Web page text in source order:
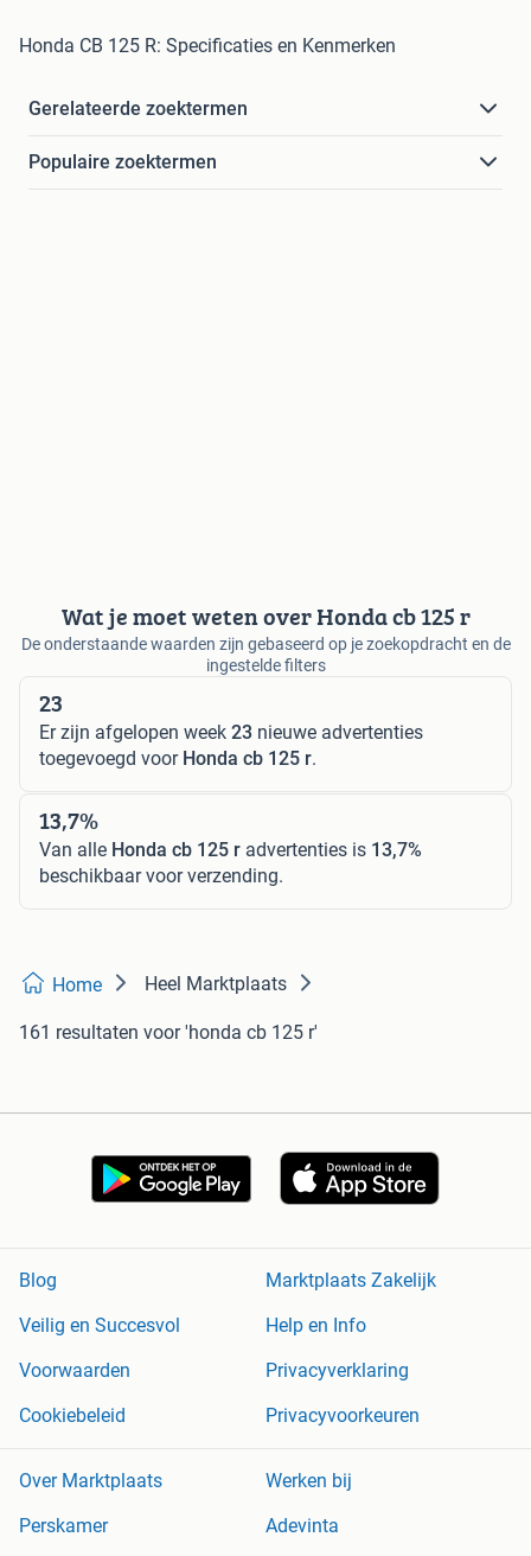
Honda CB 125 R: Specificaties en Kenmerken
Gerelateerde zoektermen
Populaire zoektermen
Wat je moet weten over Honda cb 125 r
De onderstaande waarden zijn gebaseerd op je zoekopdracht en de
ingestelde filters
23
Er zijn afgelopen week 23 nieuwe advertenties
toegevoegd voor Honda cb 125 r.
13,7%
Van alle Honda cb 125 r advertenties is 13,7%
beschikbaar voor verzending.
Home Heel Marktplaats
161 resultaten voor 'honda cb 125 r'
Blog
Marktplaats Zakelijk
Veilig en Succesvol
Help en Info
Voorwaarden
Privacyverklaring
Cookiebeleid
Privacyvoorkeuren
Over Marktplaats
Werken bij
Perskamer
Adevinta